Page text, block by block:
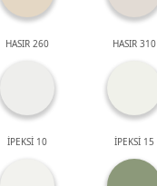
HASIR 260 HASIR 310
İPEKSİ 10 İPEKSİ 15